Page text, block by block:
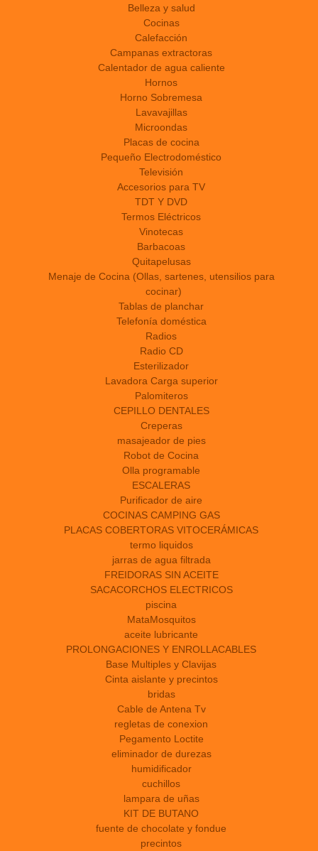
Belleza y salud
Cocinas
Calefacción
Campanas extractoras
Calentador de agua caliente
Hornos
Horno Sobremesa
Lavavajillas
Microondas
Placas de cocina
Pequeño Electrodoméstico
Televisión
Accesorios para TV
TDT Y DVD
Termos Eléctricos
Vinotecas
Barbacoas
Quitapelusas
Menaje de Cocina (Ollas, sartenes, utensilios para
cocinar)
Tablas de planchar
Telefonía doméstica
Radios
Radio CD
Esterilizador
Lavadora Carga superior
Palomiteros
CEPILLO DENTALES
Creperas
masajeador de pies
Robot de Cocina
Olla programable
ESCALERAS
Purificador de aire
COCINAS CAMPING GAS
PLACAS COBERTORAS VITOCERÁMICAS
termo liquidos
jarras de agua filtrada
FREIDORAS SIN ACEITE
SACACORCHOS ELECTRICOS
piscina
MataMosquitos
aceite lubricante
PROLONGACIONES Y ENROLLACABLES
Base Multiples y Clavijas
Cinta aislante y precintos
bridas
Cable de Antena Tv
regletas de conexion
Pegamento Loctite
eliminador de durezas
humidificador
cuchillos
lampara de uñas
KIT DE BUTANO
fuente de chocolate y fondue
precintos